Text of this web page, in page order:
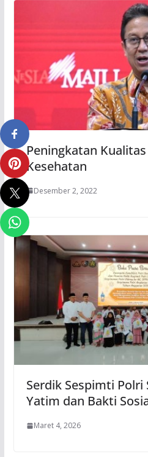
Peningkatan
Kesehatan
Desember 2, 2022
Serdik Sespimti Polri
Yatim dan Bakti
Maret 4, 2026